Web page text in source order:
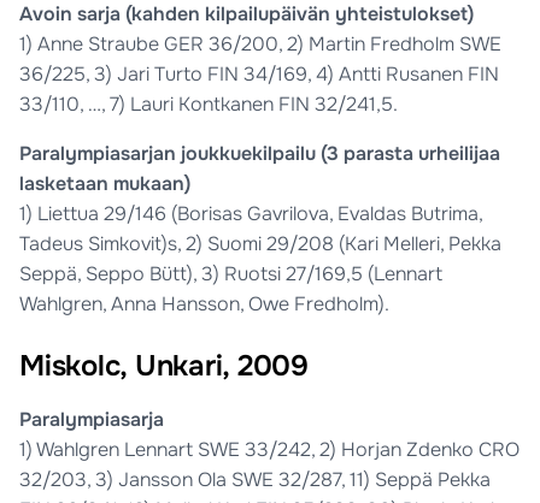
Avoin sarja (kahden kilpailupäivän yhteistulokset)
1) Anne Straube GER 36/200, 2) Martin Fredholm SWE
36/225, 3) Jari Turto FIN 34/169, 4) Antti Rusanen FIN
33/110, …, 7) Lauri Kontkanen FIN 32/241,5.
Paralympiasarjan joukkuekilpailu (3 parasta urheilijaa
lasketaan mukaan)
1) Liettua 29/146 (Borisas Gavrilova, Evaldas Butrima,
Tadeus Simkovit)s, 2) Suomi 29/208 (Kari Melleri, Pekka
Seppä, Seppo Bütt), 3) Ruotsi 27/169,5 (Lennart
Wahlgren, Anna Hansson, Owe Fredholm).
Miskolc, Unkari, 2009
Paralympiasarja
1) Wahlgren Lennart SWE 33/242, 2) Horjan Zdenko CRO
32/203, 3) Jansson Ola SWE 32/287, 11) Seppä Pekka